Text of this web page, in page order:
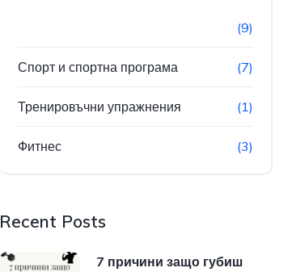
(9)
Спорт и спортна програма (7)
Тренировъчни упражнения (1)
Фитнес (3)
Recent Posts
7 причини защо губиш